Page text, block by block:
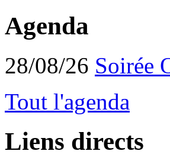
Agenda
28/08/26 Soirée
Tout l'agenda
Liens directs